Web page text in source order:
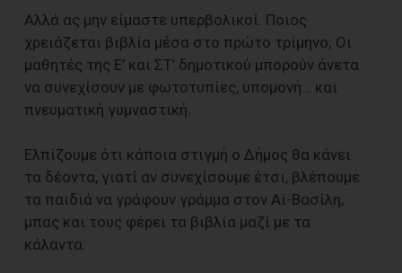
Αλλά ας μην είμαστε υπερβολικοί. Ποιος
χρειάζεται βιβλία μέσα στο πρώτο τρίμηνο; Οι
μαθητές της Ε’ και ΣΤ’ δημοτικού μπορούν άνετα
να συνεχίσουν με φωτοτυπίες, υπομονή… και
πνευματική γυμναστική.
Ελπίζουμε ότι κάποια στιγμή ο Δήμος θα κάνει
τα δέοντα, γιατί αν συνεχίσουμε έτσι, βλέπουμε
τα παιδιά να γράφουν γράμμα στον Αϊ-Βασίλη,
μπας και τους φέρει τα βιβλία μαζί με τα
κάλαντα.